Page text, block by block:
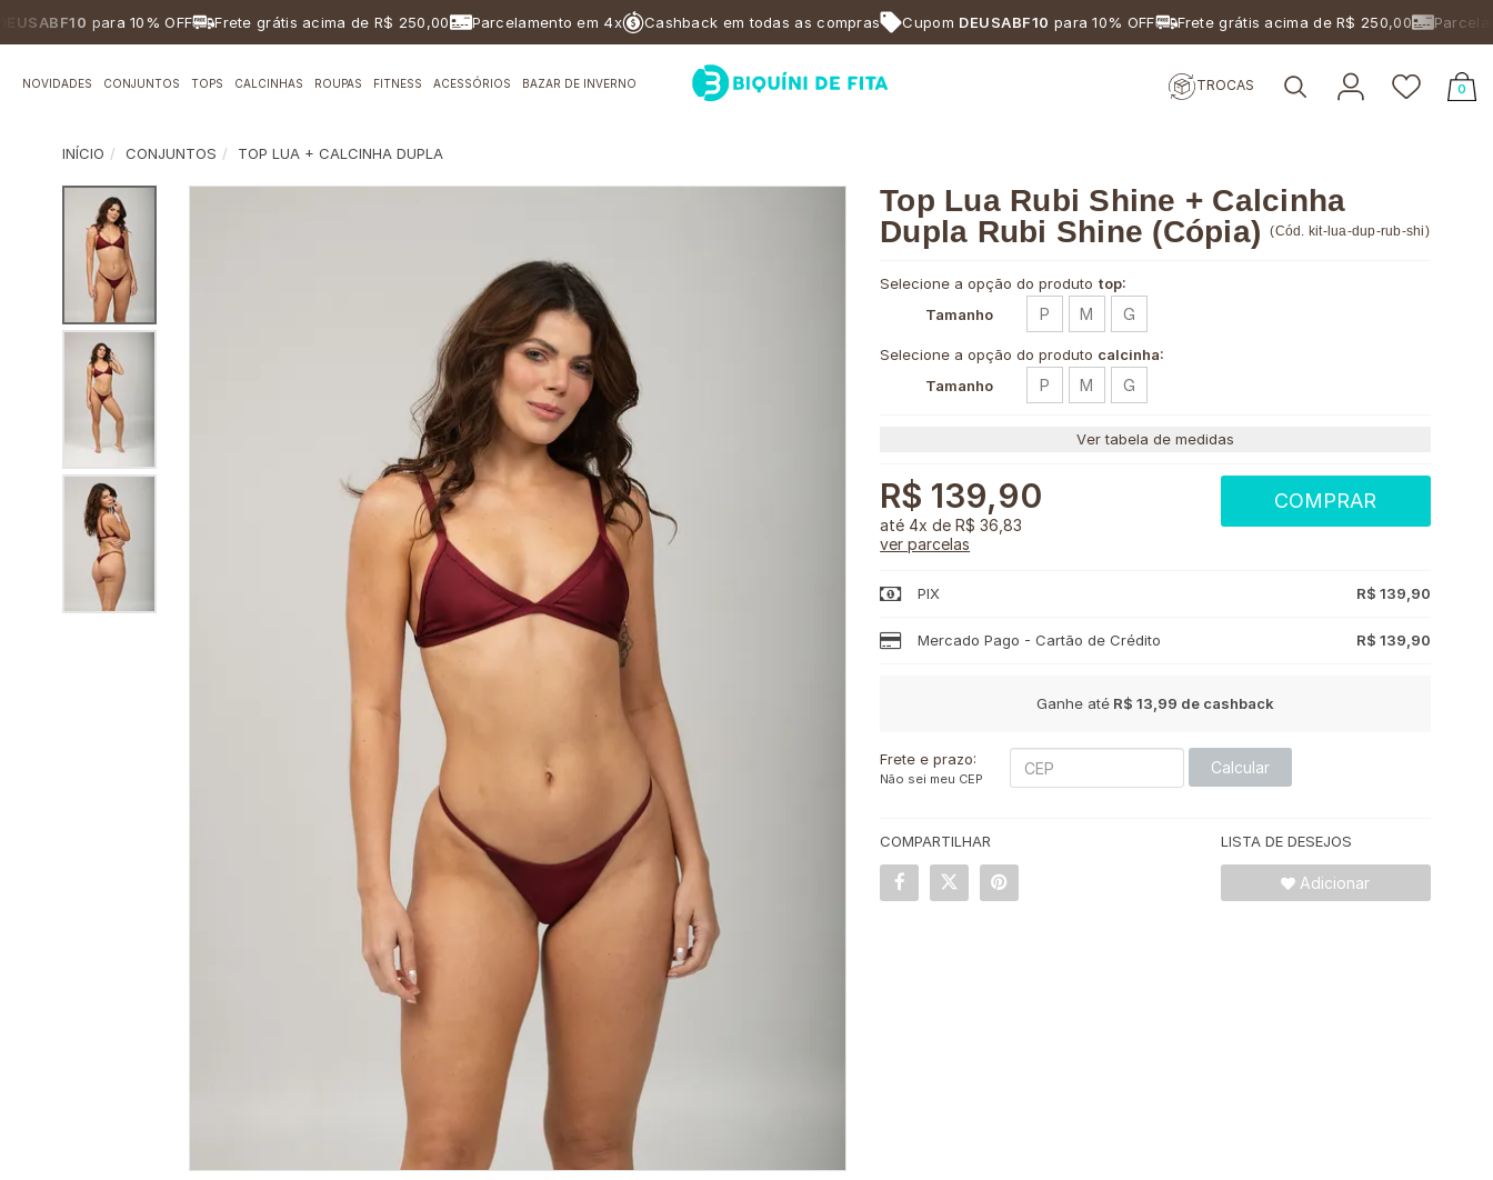
para 10% OFF Frete grátis acima de R$ 250,00 Parcelamento em 4x Cashback em todas as compras CupomDEUSABF10para 10% OFF Frete grátis acima de R$ 250,00
NOVIDADES CONJUNTOS TOPS CALCINHAS ROUPAS FITNESS ACESSÓRIOS BAZAR DE INVERNO TROCAS 0
INÍCIO CONJUNTOS TOP LUA + CALCINHA DUPLA
Top Lua Rubi Shine + Calcinha
Dupla Rubi Shine (Cópia)(Cód. kit-lua-dup-rub-shi)
Selecione a opção do produto top:
Tamanho
P M G
Selecione a opção do produto calcinha:
Tamanho
P M G
Ver tabela de medidas
R$ 139,90
4x deR$ 36,83
ver parcelas
COMPRAR
PIX R$ 139,90
Mercado Pago - Cartão de Crédito R$ 139,90
Ganhe até R$ 13,99 de cashback
Frete e prazo:
Não sei meu CEP
Calcular
COMPARTILHAR LISTA DE DESEJOS
Adicionar